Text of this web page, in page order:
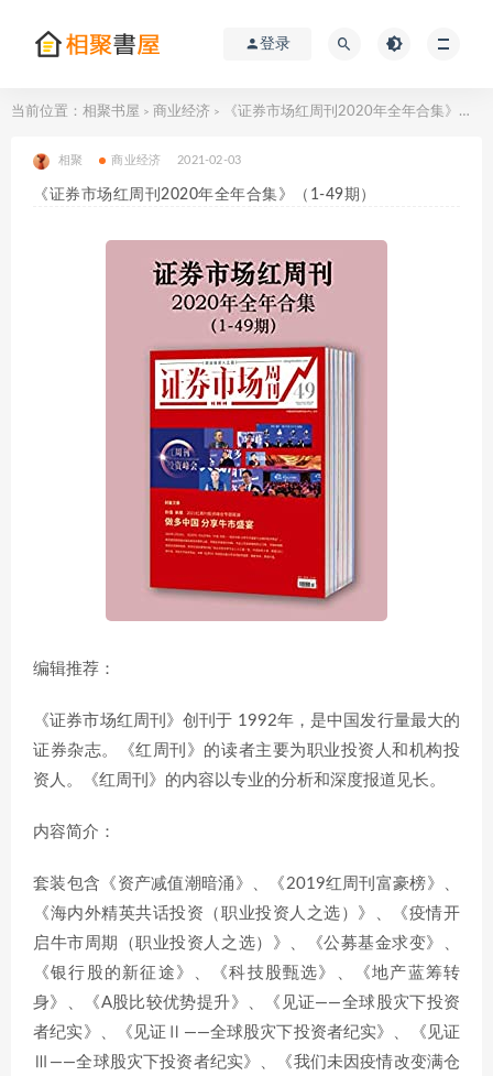
登录
当前位置： 相聚书屋 > 商业经济 > 《证券市场红周刊2020年全年合集》（1-49期）
相聚 商业经济 2021-02-03
《证券市场红周刊2020年全年合集》（1-49期）
编辑推荐：
《证券市场红周刊》创刊于 1992年，是中国发行量最大的
证券杂志。《红周刊》的读者主要为职业投资人和机构投
资人。《红周刊》的内容以专业的分析和深度报道见长。
内容简介：
套装包含《资产减值潮暗涌》、《2019红周刊富豪榜》、
《海内外精英共话投资（职业投资人之选）》、《疫情开
启牛市周期（职业投资人之选）》、《公募基金求变》、
《银行股的新征途》、《科技股甄选》、《地产蓝筹转
身》、《A股比较优势提升》、《见证——全球股灾下投资
者纪实》、《见证Ⅱ——全球股灾下投资者纪实》、《见证
Ⅲ——全球股灾下投资者纪实》、《我们未因疫情改变满仓